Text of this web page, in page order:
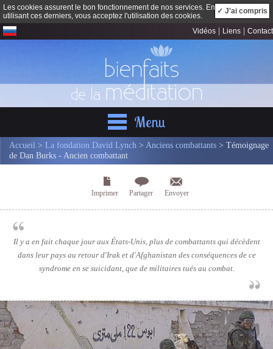
Les cookies assurent le bon fonctionnement de nos services. En
utilisant ces derniers, vous acceptez l'utilisation des cookies.
✓ J'ai compris
Vidéos Liens Contact
Menu
Accueil > La fondation David Lynch > Anciens combattants > Témoignage
de Dan Burks - Ancien combattant
Imprimer Partager Envoyer
Il y a en fait chaque jour aux États-Unis, plus de combattants qui décèdent
dans leur pays au retour d'Irak et d'Afghanistan des conséquences de ce
syndrome en se suicidant, que de militaires tués au combat.